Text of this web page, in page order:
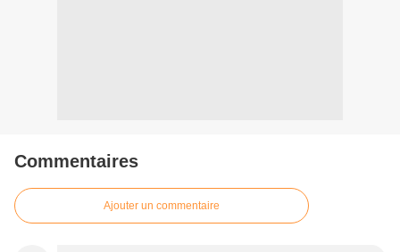
Commentaires
Ajouter un commentaire